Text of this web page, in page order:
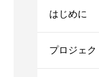
はじめに
プロジェク